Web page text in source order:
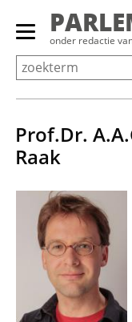
Overslaan
Primair
menu
tonen/verbergen
onder redactie
Prof.Dr.
Raak